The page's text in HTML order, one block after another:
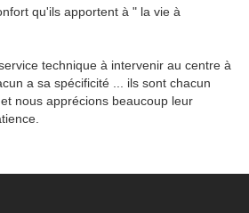
qu'ils apportent à " la vie à
technique à intervenir au centre à
a sa spécificité ... ils sont chacun
nous apprécions beaucoup leur